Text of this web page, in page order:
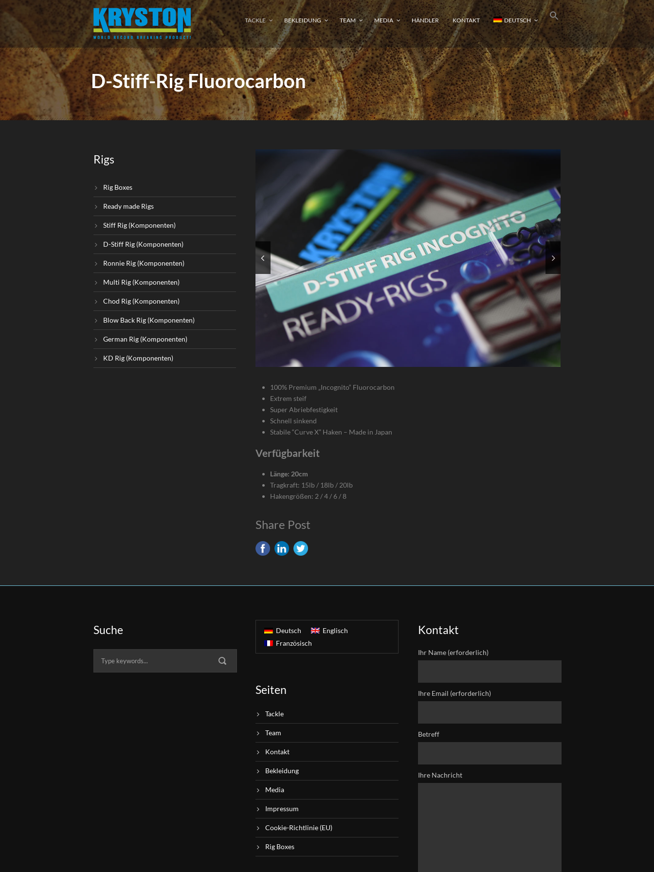
TACKLE BEKLEIDUNG TEAM MEDIA HÄNDLER KONTAKT DEUTSCH
D-Stiff-Rig Fluorocarbon
100% Premium „Incognito“ Fluorocarbon
Extrem steif
Super Abriebfestigkeit
Schnell sinkend
Stabile “Curve X” Haken – Made in Japan
Verfügbarkeit
Länge: 20cm
Tragkraft: 15lb / 18lb / 20lb
Hakengrößen: 2 / 4 / 6 / 8
Share Post
Rigs
Rig Boxes
Ready made Rigs
Stiff Rig (Komponenten)
D-Stiff Rig (Komponenten)
Ronnie Rig (Komponenten)
Multi Rig (Komponenten)
Chod Rig (Komponenten)
Blow Back Rig (Komponenten)
German Rig (Komponenten)
KD Rig (Komponenten)
Suche Deutsch
Englisch
Französisch
Seiten
Tackle
Team
Kontakt
Bekleidung
Media
Impressum
Cookie-Richtlinie (EU)
Rig Boxes
Kontakt
Ihr Name (erforderlich)
Ihre Email (erforderlich)
Betreff
Ihre Nachricht